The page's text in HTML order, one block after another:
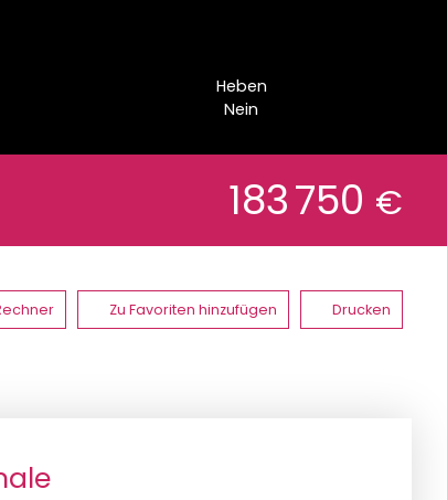
Heben
Nein
183 750 €
Zu Favoriten hinzufügen Drucken